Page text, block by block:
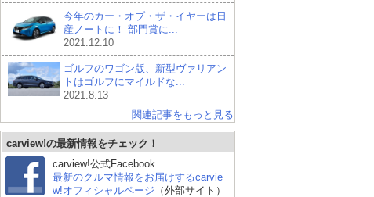
今年のカー・オブ・ザ・イヤーは日
産ノートに！ 部門賞に...
2021.12.10
ゴルフのワゴン版、新型ヴァリアン
トはゴルフにマイルドな...
2021.8.13
関連記事をもっと見る
carview!の最新情報をチェック！
carview!公式Facebook
最新のクルマ情報をお届けするcarvie
w!オフィシャルページ （外部サイト）